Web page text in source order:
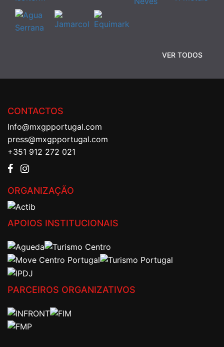
VER TODOS
CONTACTOS
Info@mxgpportugal.com
press@mxgpportugal.com
+351 912 272 021
ORGANIZAÇÃO
APOIOS INSTITUCIONAIS
PARCEIROS ORGANIZATIVOS